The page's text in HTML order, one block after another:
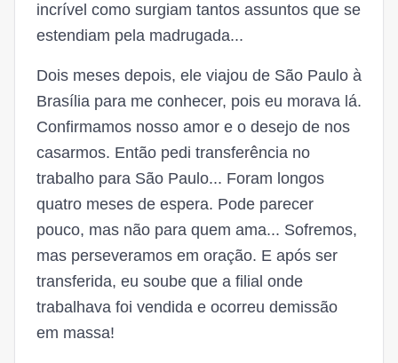
incrível como surgiam tantos assuntos que se
estendiam pela madrugada...
Dois meses depois, ele viajou de São Paulo à
Brasília para me conhecer, pois eu morava lá.
Confirmamos nosso amor e o desejo de nos
casarmos. Então pedi transferência no
trabalho para São Paulo... Foram longos
quatro meses de espera. Pode parecer
pouco, mas não para quem ama... Sofremos,
mas perseveramos em oração. E após ser
transferida, eu soube que a filial onde
trabalhava foi vendida e ocorreu demissão
em massa!